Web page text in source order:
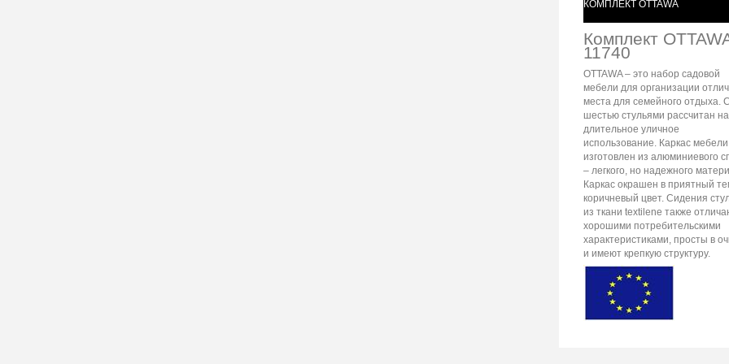
КОМПЛЕКТ OTTAWA
Комплект
11740
OTTAWA – это набор садовой
мебели для организации
места для семейного отдыха.
шестью стульями рассчитан на
длительное уличное
использование. Каркас мебели
изготовлен из алюминиевого
– легкого, но надежного
Каркас окрашен в приятный
коричневый цвет. Сидения
из ткани textilene также
хорошими потребительскими
характеристиками, просты в
и имеют крепкую структуру.